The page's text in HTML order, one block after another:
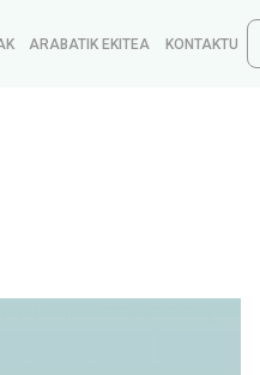
ARABATIK EKITEA KONTAKTU